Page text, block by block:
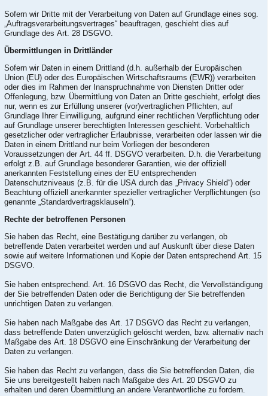
Sofern wir Dritte mit der Verarbeitung von Daten auf Grundlage eines sog.
„Auftragsverarbeitungsvertrages“ beauftragen, geschieht dies auf
Grundlage des Art. 28 DSGVO.
Übermittlungen in Drittländer
Sofern wir Daten in einem Drittland (d.h. außerhalb der Europäischen
Union (EU) oder des Europäischen Wirtschaftsraums (EWR)) verarbeiten
oder dies im Rahmen der Inanspruchnahme von Diensten Dritter oder
Offenlegung, bzw. Übermittlung von Daten an Dritte geschieht, erfolgt dies
nur, wenn es zur Erfüllung unserer (vor)vertraglichen Pflichten, auf
Grundlage Ihrer Einwilligung, aufgrund einer rechtlichen Verpflichtung oder
auf Grundlage unserer berechtigten Interessen geschieht. Vorbehaltlich
gesetzlicher oder vertraglicher Erlaubnisse, verarbeiten oder lassen wir die
Daten in einem Drittland nur beim Vorliegen der besonderen
Voraussetzungen der Art. 44 ff. DSGVO verarbeiten. D.h. die Verarbeitung
erfolgt z.B. auf Grundlage besonderer Garantien, wie der offiziell
anerkannten Feststellung eines der EU entsprechenden
Datenschutzniveaus (z.B. für die USA durch das „Privacy Shield“) oder
Beachtung offiziell anerkannter spezieller vertraglicher Verpflichtungen (so
genannte „Standardvertragsklauseln“).
Rechte der betroffenen Personen
Sie haben das Recht, eine Bestätigung darüber zu verlangen, ob
betreffende Daten verarbeitet werden und auf Auskunft über diese Daten
sowie auf weitere Informationen und Kopie der Daten entsprechend Art. 15
DSGVO.
Sie haben entsprechend. Art. 16 DSGVO das Recht, die Vervollständigung
der Sie betreffenden Daten oder die Berichtigung der Sie betreffenden
unrichtigen Daten zu verlangen.
Sie haben nach Maßgabe des Art. 17 DSGVO das Recht zu verlangen,
dass betreffende Daten unverzüglich gelöscht werden, bzw. alternativ nach
Maßgabe des Art. 18 DSGVO eine Einschränkung der Verarbeitung der
Daten zu verlangen.
Sie haben das Recht zu verlangen, dass die Sie betreffenden Daten, die
Sie uns bereitgestellt haben nach Maßgabe des Art. 20 DSGVO zu
erhalten und deren Übermittlung an andere Verantwortliche zu fordern.